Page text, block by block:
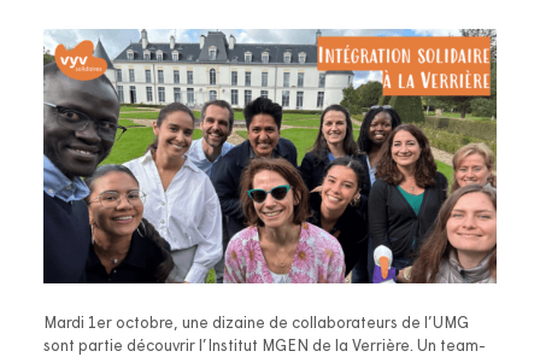
Mardi 1er octobre, une dizaine de collaborateurs de l’UMG
sont partie découvrir l’Institut MGEN de la Verrière. Un team-